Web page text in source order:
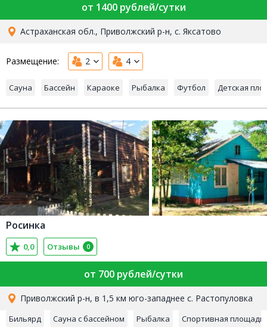
от 1400 рублей/сутки
Астраханская обл., Приволжский р-н, с. Яксатово
Размещение: 2 4
Сауна Бассейн Караоке Рыбалка Футбол Детская
Росинка
0,0 Отзывы 0
от 700 рублей/сутки
Приволжский р-н, в 1,5 км юго-западнее с. Растопуловка
Бильярд Сауна с бассейном Рыбалка Спортивная